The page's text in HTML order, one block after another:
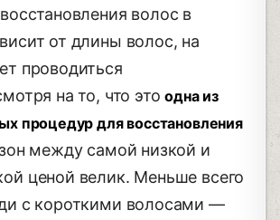
волос в
от длины волос, на
проводиться
на то, что этоодна из
процедур для восстановления
между самой низкой и
ценой велик. Меньше всего
с короткими волосами —